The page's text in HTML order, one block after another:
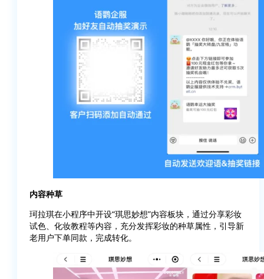
内容种草
珂拉琪在小程序中开设“琪思妙想”内容板块，通过分享彩妆
试色、化妆教程等内容，充分发挥彩妆的种草属性，引导新
老用户下单同款，完成转化。